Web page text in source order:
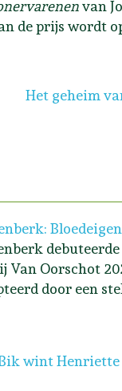
van
de prijs wordt
Volgende
Het geheim
Bloedeigen
Van Oorschot
door een
wint Henriette